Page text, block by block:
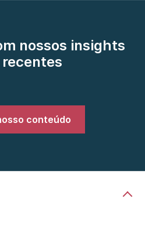
nossos insights
recentes
conteúdo